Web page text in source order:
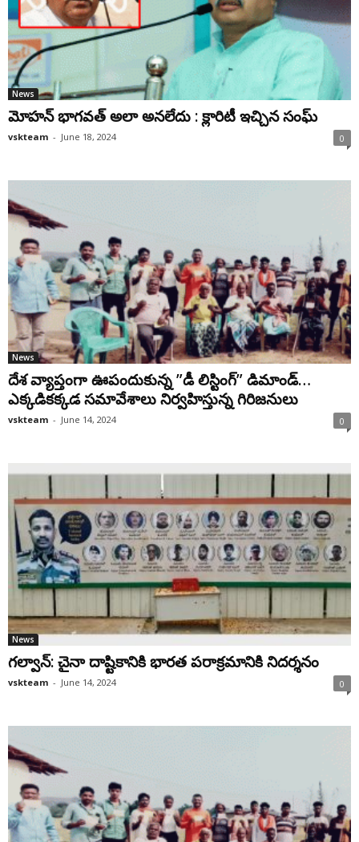
News
మోహన్ భాగవత్ అలా అనలేదు : క్లారిటీ ఇచ్చిన సంఘ్
vskteam - June 18, 2024 0
News
దేశ వ్యాప్తంగా ఊపందుకున్న ”డీ లిస్టింగ్‌” డిమాండ్…
ఎక్కడికక్కడ సమావేశాలు నిర్వహిస్తున్న గిరిజనులు
vskteam - June 14, 2024 0
News
గల్వాన్: చైనా దాష్టికానికి భారత పరాక్రమానికి నిదర్శనం
vskteam - June 14, 2024 0